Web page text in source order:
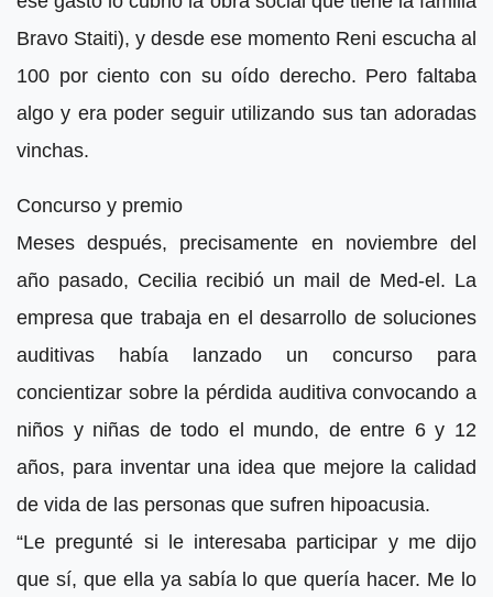
Bravo Staiti), y desde ese momento Reni escucha al
100 por ciento con su oído derecho. Pero faltaba
algo y era poder seguir utilizando sus tan adoradas
vinchas.
Concurso y premio
Meses después, precisamente en noviembre del
año pasado, Cecilia recibió un mail de Med-el. La
empresa que trabaja en el desarrollo de soluciones
auditivas había lanzado un concurso para
concientizar sobre la pérdida auditiva convocando a
niños y niñas de todo el mundo, de entre 6 y 12
años, para inventar una idea que mejore la calidad
de vida de las personas que sufren hipoacusia.
“Le pregunté si le interesaba participar y me dijo
que sí, que ella ya sabía lo que quería hacer. Me lo